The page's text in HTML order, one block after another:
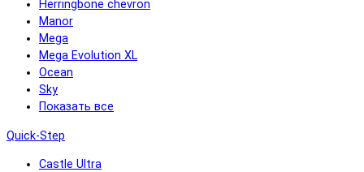
Herringbone chevron
Manor
Mega
Mega Evolution XL
Ocean
Sky
Показать все
Quick-Step
Castle Ultra